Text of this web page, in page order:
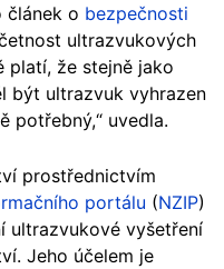
článek o bezpečnosti
ultrazvukových
platí, že stejně jako
být ultrazvuk vyhrazen
potřebný,“ uvedla.
prostřednictvím
portálu (NZIP)
ultrazvukové vyšetření
Jeho účelem je